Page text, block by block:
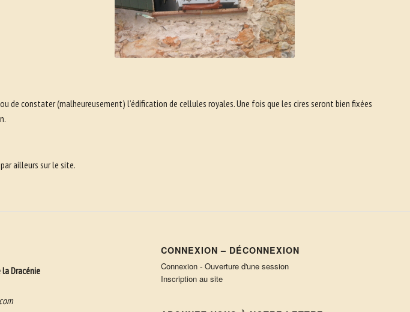
de constater (malheureusement) l’édification de cellules royales. Une fois que les cires seront bien fixées
ailleurs sur le site.
Dracénie
CONNEXION – DÉCONNEXION
Connexion - Ouverture d'une session
Inscription au site